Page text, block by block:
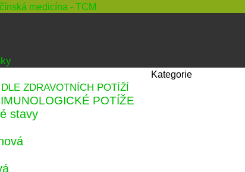
Kategorie
ZDRAVOTNÍCH POTÍŽÍ
POTÍŽE
stavy